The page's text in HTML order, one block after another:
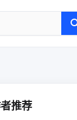
的好
推荐